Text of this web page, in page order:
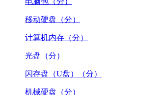
移动硬盘（分）
计算机内存（分）
光盘（分）
闪存盘（U盘）（分）
机械硬盘（分）